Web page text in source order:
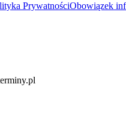
PrywatnościObowiązek